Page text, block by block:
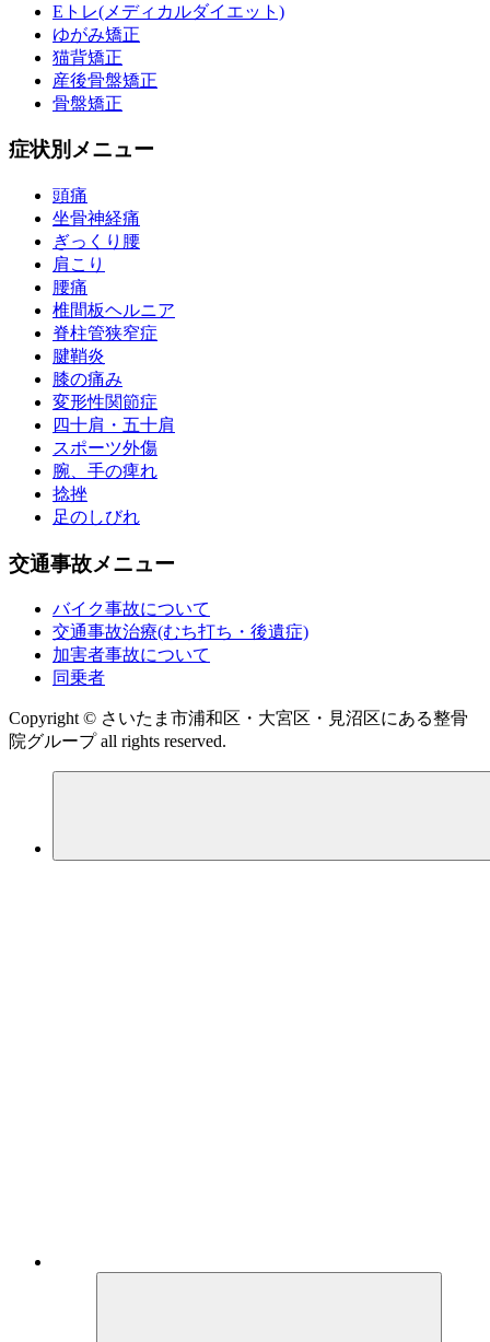
Eトレ(メディカルダイエット)
ゆがみ矯正
猫背矯正
産後骨盤矯正
骨盤矯正
症状別メニュー
頭痛
坐骨神経痛
ぎっくり腰
肩こり
腰痛
椎間板ヘルニア
脊柱管狭窄症
腱鞘炎
膝の痛み
変形性関節症
四十肩・五十肩
スポーツ外傷
腕、手の痺れ
捻挫
足のしびれ
交通事故メニュー
バイク事故について
交通事故治療(むち打ち・後遺症)
加害者事故について
同乗者
Copyright © さいたま市浦和区・大宮区・見沼区にある整骨
院グループ all rights reserved.